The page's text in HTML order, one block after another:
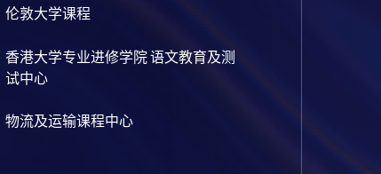
伦敦大学课程
香港大学专业进修学院 语文教育及测
试中心
物流及运输课程中心